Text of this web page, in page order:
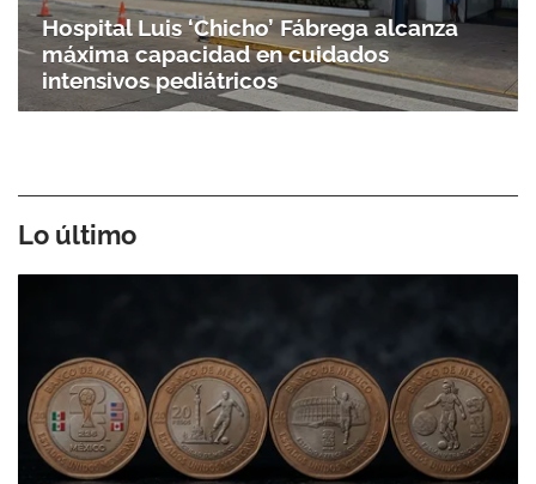
Hospital Luis ‘Chicho’ Fábrega alcanza
máxima capacidad en cuidados
intensivos pediátricos
Lo último